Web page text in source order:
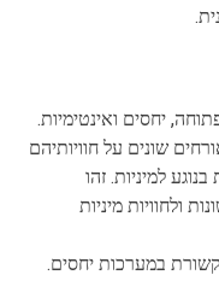
יחסים ואינטימיות.
שונים על חוויותיהם
למיניות. זהו
ולחוויות מיניות
במערכות יחסים.